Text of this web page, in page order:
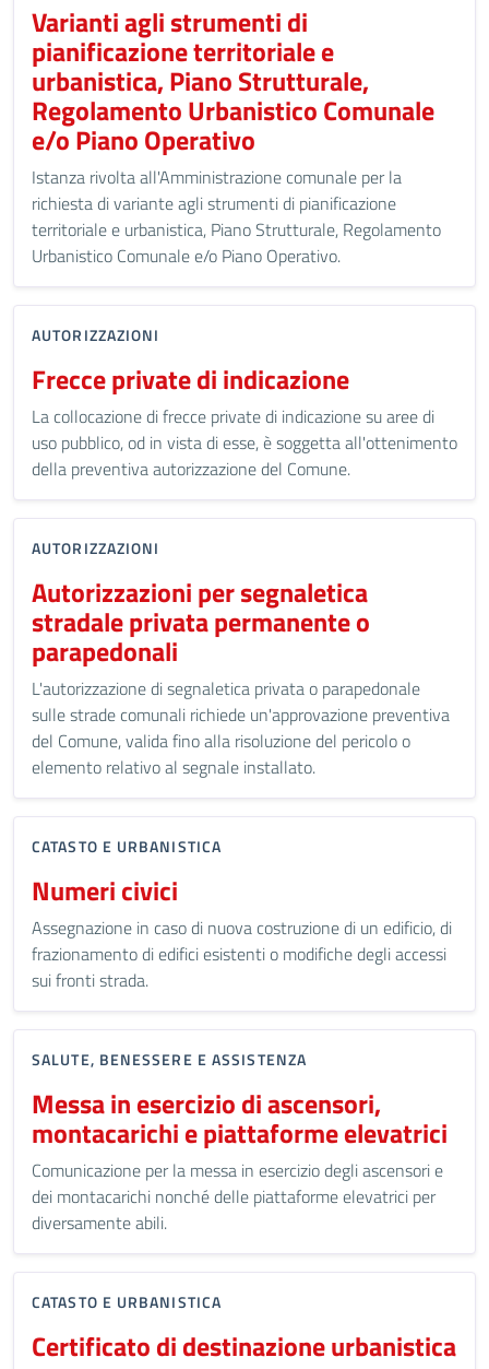
Varianti agli strumenti di
pianificazione territoriale e
urbanistica, Piano Strutturale,
Regolamento Urbanistico Comunale
e/o Piano Operativo
Istanza rivolta all'Amministrazione comunale per la
richiesta di variante agli strumenti di pianificazione
territoriale e urbanistica, Piano Strutturale, Regolamento
Urbanistico Comunale e/o Piano Operativo.
AUTORIZZAZIONI
Frecce private di indicazione
La collocazione di frecce private di indicazione su aree di
uso pubblico, od in vista di esse, è soggetta all'ottenimento
della preventiva autorizzazione del Comune.
AUTORIZZAZIONI
Autorizzazioni per segnaletica
stradale privata permanente o
parapedonali
L'autorizzazione di segnaletica privata o parapedonale
sulle strade comunali richiede un'approvazione preventiva
del Comune, valida fino alla risoluzione del pericolo o
elemento relativo al segnale installato.
CATASTO E URBANISTICA
Numeri civici
Assegnazione in caso di nuova costruzione di un edificio, di
frazionamento di edifici esistenti o modifiche degli accessi
sui fronti strada.
SALUTE, BENESSERE E ASSISTENZA
Messa in esercizio di ascensori,
montacarichi e piattaforme elevatrici
Comunicazione per la messa in esercizio degli ascensori e
dei montacarichi nonché delle piattaforme elevatrici per
diversamente abili.
CATASTO E URBANISTICA
Certificato di destinazione urbanistica